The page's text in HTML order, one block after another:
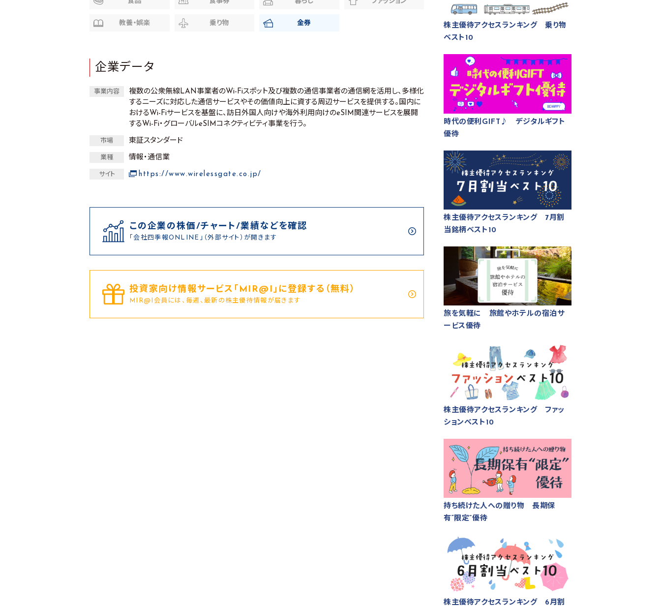
教養・娯楽 乗り物 金券
企業データ
事業内容
複数の公衆無線LAN事業者のWi-Fiスポット及び複数の通信事業者の通信網を活用し、多様化
するニーズに対応した通信サービスやその価値向上に資する周辺サービスを提供する。国内に
おけるWi-Fiサービスを基盤に、訪日外国人向けや海外利用向けのeSIM関連サービスを展開
するWi-Fi・グローバルeSIMコネクティビティ事業を行う。
市場 東証スタンダード
業種 情報・通信業
サイト https://www.wirelessgate.co.jp/
この企業の株価/チャート/業績などを確認
「会社四季報ONLINE」（外部サイト）が開きます
投資家向け情報サービス｢MIR@I｣に登録する（無料）
MIR@I会員には、毎週、最新の株主優待情報が届きます
株主優待アクセスランキング 乗り物
ベスト10
時代の便利GIFT♪ デジタルギフト
優待
株主優待アクセスランキング 7月割
当銘柄ベスト10
旅を気軽に 旅館やホテルの宿泊サ
ービス優待
株主優待アクセスランキング ファッ
ションベスト10
持ち続けた人への贈り物 長期保
有“限定”優待
株主優待アクセスランキング 6月割